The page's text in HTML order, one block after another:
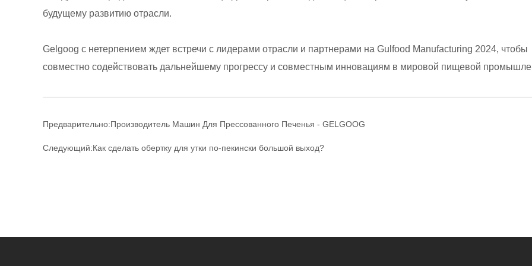
будущему развитию отрасли.
Gelgoog с нетерпением ждет встречи с лидерами отрасли и партнерами на Gulfood Manufacturing 2024, чтобы
совместно содействовать дальнейшему прогрессу и совместным инновациям в мировой пищевой
Предварительно:Производитель Машин Для Прессованного Печенья - GELGOOG
Следующий:Как сделать обертку для утки по-пекински большой выход?